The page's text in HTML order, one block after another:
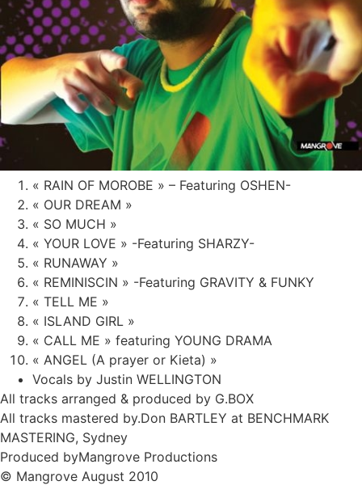
« RAIN OF MOROBE » – Featuring OSHEN-
« OUR DREAM »
« SO MUCH »
« YOUR LOVE » -Featuring SHARZY-
« RUNAWAY »
« REMINISCIN » -Featuring GRAVITY & FUNKY
« TELL ME »
« ISLAND GIRL »
« CALL ME » featuring YOUNG DRAMA
« ANGEL (A prayer or Kieta) »
Vocals by Justin WELLINGTON
All tracks arranged & produced by G.BOX
All tracks mastered by.Don BARTLEY at BENCHMARK
MASTERING, Sydney
Produced byMangrove Productions
© Mangrove August 2010